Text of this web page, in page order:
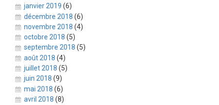
janvier 2019 (6)
décembre 2018 (6)
novembre 2018 (4)
octobre 2018 (5)
septembre 2018 (5)
août 2018 (4)
juillet 2018 (5)
juin 2018 (9)
mai 2018 (6)
avril 2018 (8)